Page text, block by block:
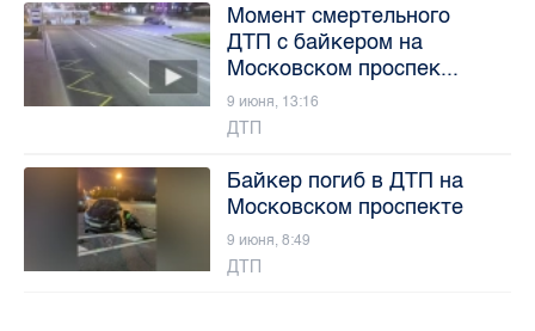
Момент смертельного
ДТП с байкером на
Московском проспек...
9 июня, 13:16
ДТП
Байкер погиб в ДТП на
Московском проспекте
9 июня, 8:49
ДТП